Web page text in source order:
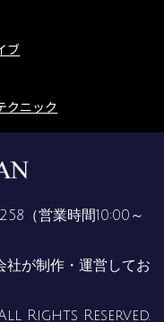
ブ
クニック
（営業時間10:00～
社が制作・運営してお
Rights Reserved.